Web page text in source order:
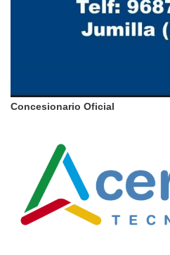
Concesionario Oficial